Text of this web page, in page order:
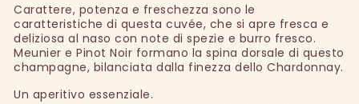
Carattere, potenza e freschezza sono le
caratteristiche di questa cuvée, che si apre fresca e
deliziosa al naso con note di spezie e burro fresco.
Meunier e Pinot Noir formano la spina dorsale di questo
champagne, bilanciata dalla finezza dello Chardonnay.
Un aperitivo essenziale.